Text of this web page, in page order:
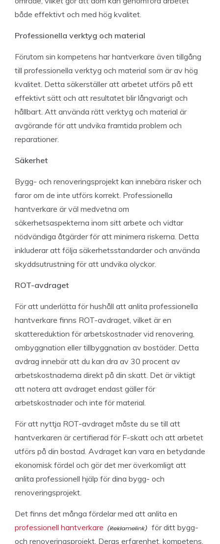
både effektivt och med hög kvalitet.
Professionella verktyg och material
Förutom sin kompetens har hantverkare även tillgång
till professionella verktyg och material som är av hög
kvalitet. Detta säkerställer att arbetet utförs på ett
effektivt sätt och att resultatet blir långvarigt och
hållbart. Att använda rätt verktyg och material är
avgörande för att undvika framtida problem och
reparationer.
Säkerhet
Bygg- och renoveringsprojekt kan innebära risker och
faror om de inte utförs korrekt. Professionella
hantverkare är väl medvetna om
säkerhetsaspekterna inom sitt arbete och vidtar
nödvändiga åtgärder för att minimera riskerna. Detta
inkluderar att följa säkerhetsstandarder och använda
skyddsutrustning för att undvika olyckor.
ROT-avdraget
För att underlätta för hushåll att anlita professionella
hantverkare finns ROT-avdraget, vilket är en
skattereduktion för arbetskostnader vid renovering,
ombyggnation eller tillbyggnation av bostäder. Detta
avdrag innebär att du kan dra av 30 procent av
arbetskostnaderna direkt på din skatt. Det är viktigt
att notera att avdraget endast gäller för
arbetskostnader och inte för material.
För att nyttja ROT-avdraget måste du se till att
hantverkaren är certifierad för F-skatt och att arbetet
utförs på din bostad. Avdraget kan vara en betydande
ekonomisk fördel och gör det mer överkomligt att
anlita professionell hjälp för dina bygg- och
renoveringsprojekt.
Det finns det många fördelar med att anlita en
professionell hantverkare
för ditt bygg-
och renoveringsprojekt. Deras erfarenhet, kompetens,